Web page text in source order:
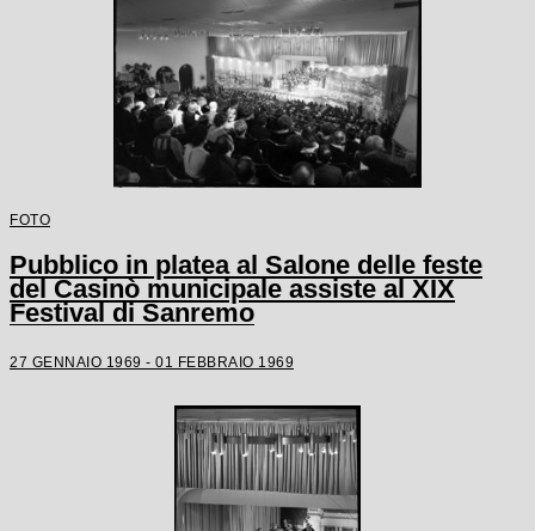
FOTO
Pubblico in platea al Salone delle feste
del Casinò municipale assiste al XIX
Festival di Sanremo
27 GENNAIO 1969 - 01 FEBBRAIO 1969